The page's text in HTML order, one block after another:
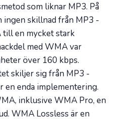
som liknar MP3. På
ingen skillnad från MP3 -
en mycket stark
med WMA var
över 160 kbps.
skiljer sig från MP3 -
en enda implementering.
inklusive WMA Pro, en
WMA Lossless är en